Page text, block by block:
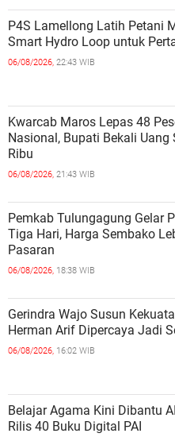
P4S Lamellong Latih Petani
Smart Hydro Loop untuk
06/08/2026, 22:43 WIB
Kwarcab Maros Lepas 48
Nasional, Bupati Bekali Uang
Ribu
06/08/2026, 21:43 WIB
Pemkab Tulungagung Gelar
Tiga Hari, Harga Sembako
Pasaran
06/08/2026, 18:38 WIB
Gerindra Wajo Susun
Herman Arif Dipercaya Jadi
06/08/2026, 16:02 WIB
Belajar Agama Kini Dibantu
Rilis 40 Buku Digital PAI